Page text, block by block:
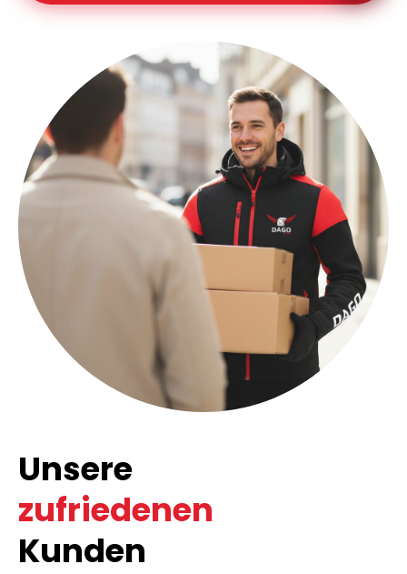
Unsere
zufriedenen
Kunden